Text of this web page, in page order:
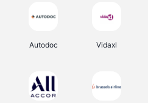
Autodoc Vidaxl